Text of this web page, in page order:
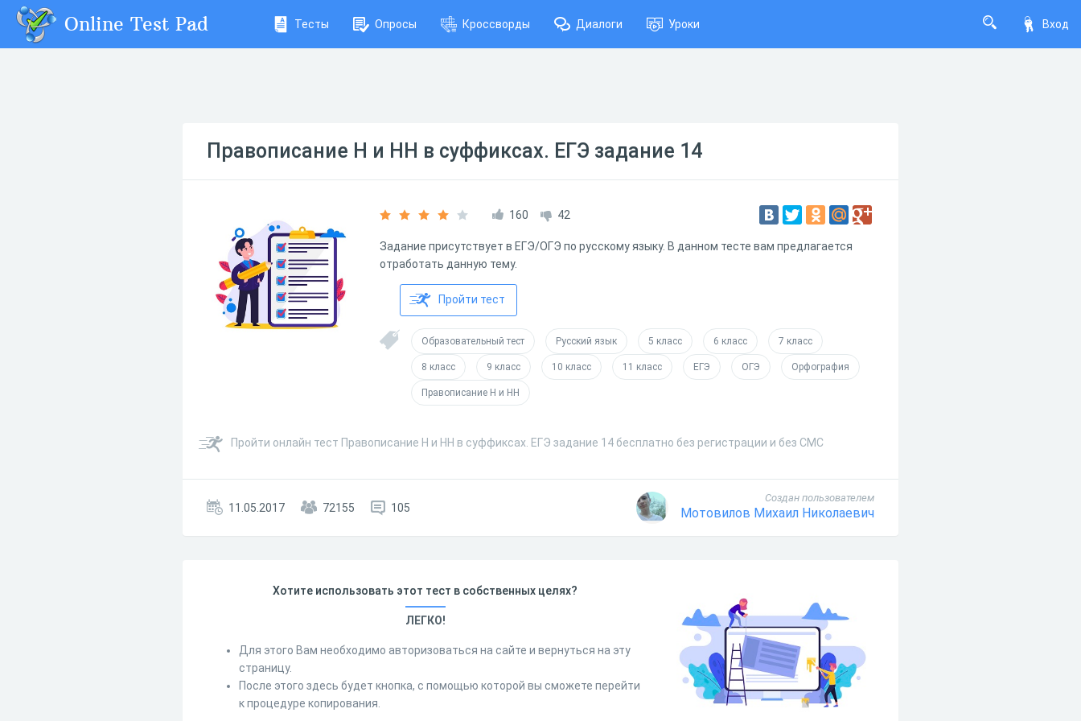
Вход
Online Test Pad Тесты Опросы Кроссворды Диалоги Уроки
Правописание Н и НН в суффиксах. ЕГЭ задание 14
160 42
Задание присутствует в ЕГЭ/ОГЭ по русскому языку. В данном тесте вам предлагается
отработать данную тему.
Пройти тест
Образовательный тест Русский язык 5 класс 6 класс 7 класс
8 класс 9 класс 10 класс 11 класс ЕГЭ ОГЭ Орфография
Правописание Н и НН
Пройти онлайн тест Правописание Н и НН в суффиксах. ЕГЭ задание 14 бесплатно без регистрации и без СМС
11.05.2017 72155 105
Создан пользователем
Мотовилов Михаил Николаевич
Хотите использовать этот тест в собственных целях?
ЛЕГКО!
Для этого Вам необходимо авторизоваться на сайте и вернуться на эту
страницу.
После этого здесь будет кнопка, с помощью которой вы сможете перейти
к процедуре копирования.